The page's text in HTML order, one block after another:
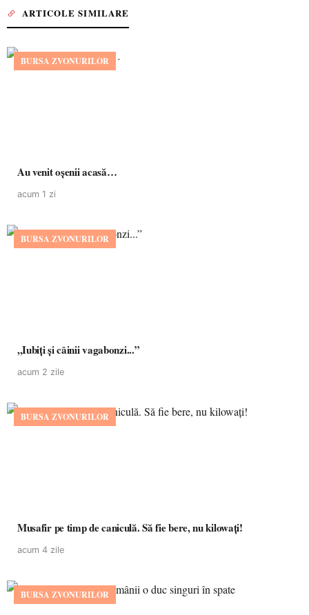
ARTICOLE SIMILARE
BURSA ZVONURILOR
Au venit oșenii acasă…
acum 1 zi
BURSA ZVONURILOR
,,Iubiți și câinii vagabonzi...”
acum 2 zile
BURSA ZVONURILOR
Musafir pe timp de caniculă. Să fie bere, nu kilowați!
acum 4 zile
BURSA ZVONURILOR